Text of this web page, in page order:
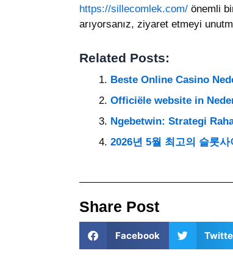
https://sillecomlek.com/ önemli
arıyorsanız, ziyaret etmeyi
Related Posts:
Beste Online Casino
Officiële website in
Ngebetwin: Strategi
2026년 5월 최고의 슬롯
Share Post
Facebook